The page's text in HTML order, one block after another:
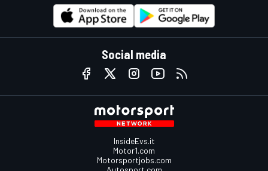
Social media
InsideEvs.it
Motor1.com
Motorsportjobs.com